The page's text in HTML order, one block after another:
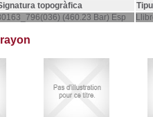
topogràfica
(460.23 Bar) Esp